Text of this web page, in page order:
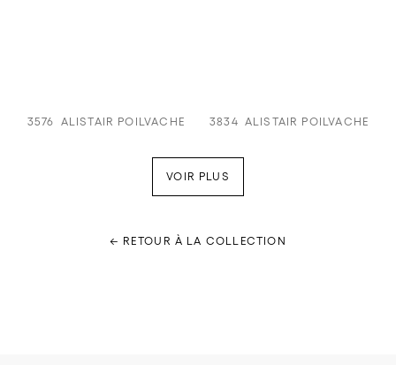
3576 ALISTAIR POILVACHE 3834 ALISTAIR POILVACHE
VOIR PLUS
← RETOUR À LA COLLECTION